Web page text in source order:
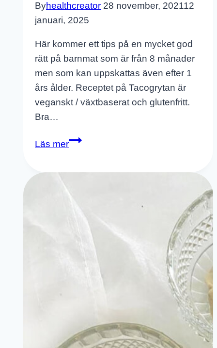
Byhealthcreator 28 november, 202112
januari, 2025
Här kommer ett tips på en mycket god
rätt på barnmat som är från 8 månader
men som kan uppskattas även efter 1
års ålder. Receptet på Tacogrytan är
veganskt / växtbaserat och glutenfritt.
Bra…
Läs merHur
–
Barnmat
Månaders